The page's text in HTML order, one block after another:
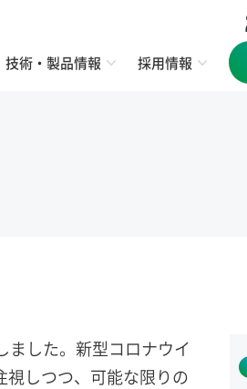
技術・製品情報 採用情報
ました。新型コロナウイ
しつつ、可能な限りの